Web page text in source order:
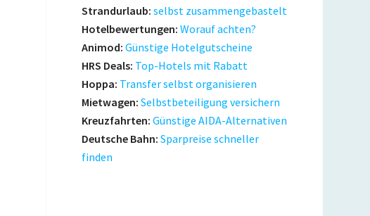
Strandurlaub: selbst zusammengebastelt
Hotelbewertungen: Worauf achten?
Animod: Günstige Hotelgutscheine
HRS Deals: Top-Hotels mit Rabatt
Hoppa: Transfer selbst organisieren
Mietwagen: Selbstbeteiligung versichern
Kreuzfahrten: Günstige AIDA-Alternativen
Deutsche Bahn: Sparpreise schneller
finden